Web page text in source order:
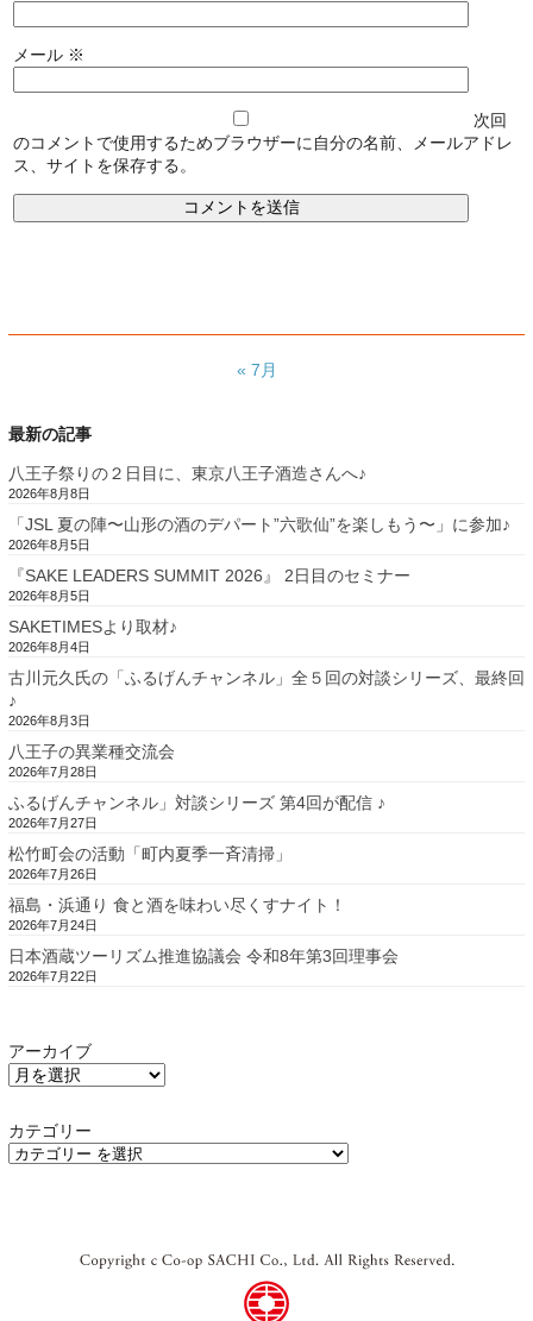
メール ※
次回
のコメントで使用するためブラウザーに自分の名前、メールアドレ
ス、サイトを保存する。
« 7月
最新の記事
八王子祭りの２日目に、東京八王子酒造さんへ♪
2026年8月8日
「JSL 夏の陣〜山形の酒のデパート”六歌仙”を楽しもう〜」に参加♪
2026年8月5日
『SAKE LEADERS SUMMIT 2026』 2日目のセミナー
2026年8月5日
SAKETIMESより取材♪
2026年8月4日
古川元久氏の「ふるげんチャンネル」全５回の対談シリーズ、最終回
♪
2026年8月3日
八王子の異業種交流会
2026年7月28日
ふるげんチャンネル」対談シリーズ 第4回が配信 ♪
2026年7月27日
松竹町会の活動「町内夏季一斉清掃」
2026年7月26日
福島・浜通り 食と酒を味わい尽くすナイト！
2026年7月24日
日本酒蔵ツーリズム推進協議会 令和8年第3回理事会
2026年7月22日
アーカイブ
カテゴリー